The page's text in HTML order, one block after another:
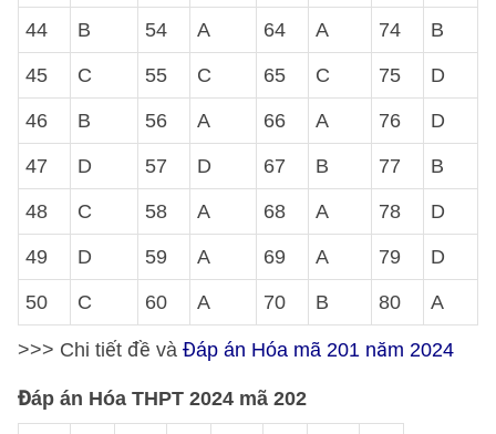
44 B 54 A 64 A 74 B
45 C 55 C 65 C 75 D
46 B 56 A 66 A 76 D
47 D 57 D 67 B 77 B
48 C 58 A 68 A 78 D
49 D 59 A 69 A 79 D
50 C 60 A 70 B 80 A
>>> Chi tiết đề và Đáp án Hóa mã 201 năm 2024
Đáp án Hóa THPT 2024 mã 202